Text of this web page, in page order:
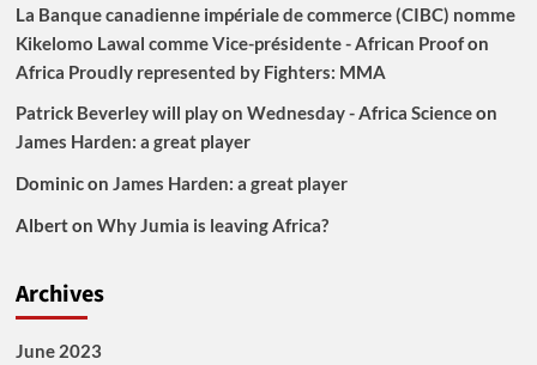
La Banque canadienne impériale de commerce (CIBC) nomme
Kikelomo Lawal comme Vice-présidente - African Proofon
Africa Proudly represented by Fighters: MMA
Patrick Beverley will play on Wednesday - Africa Scienceon
James Harden: a great player
Dominicon James Harden: a great player
Alberton Why Jumia is leaving Africa?
Archives
June 2023